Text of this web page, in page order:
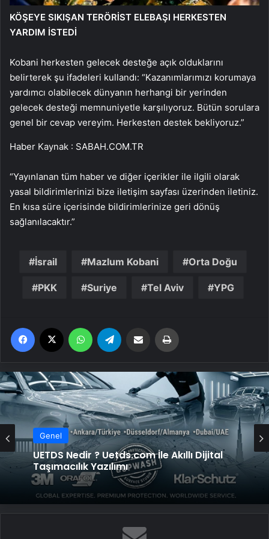
KÖŞEYE SIKIŞAN TERÖRİST ELEBAŞI HERKESTEN
YARDIM İSTEDİ
Kobani herkesten gelecek desteğe açık olduklarını
belirterek şu ifadeleri kullandı: “Kazanımlarımızı korumaya
yardımcı olabilecek dünyanın herhangi bir yerinden
gelecek desteği memnuniyetle karşılıyoruz. Bütün sorulara
genel bir cevap vereyim. Herkesten destek bekliyoruz.”
Haber Kaynak : SABAH.COM.TR
“Yayınlanan tüm haber ve diğer içerikler ile ilgili olarak
yasal bildirimlerinizi bize iletişim sayfası üzerinden iletiniz.
En kısa süre içerisinde bildirimlerinize geri dönüş
sağlanılacaktır.”
İsrail Mazlum Kobani Orta Doğu
PKK Suriye Tel Aviv YPG
Facebook WhatsApp Email'den paylaş
Genel
UETDS Nedir ? Uetds.com İle Akıllı Dijital
Taşımacılık Yazılımı
Genel
Yeni Dünya Düzensizliği Çağında Türk Dış